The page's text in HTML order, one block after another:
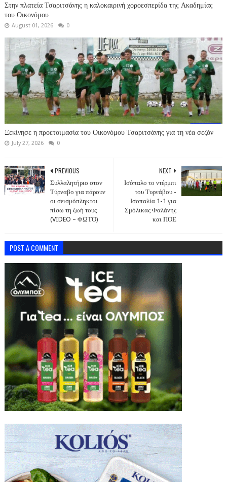
Στην πλατεία Τσαριτσάνης η καλοκαιρινή χοροεσπερίδα της Ακαδημίας
του Οικονόμου
August 01, 2026 0
Ξεκίνησε η προετοιμασία του Οικονόμου Τσαριτσάνης για τη νέα σεζόν
July 27, 2026 0
NEXT
Ισόπαλο το ντέρμπι
του Τυρνάβου -
Ισοπαλία 1-1 για
Σμόλικας Φαλάνης
και ΠΟΕ
PREVIOUS
Συλλαλητήριο στον
Τύρναβο για πάρουν
οι σεισμόπληκτοι
πίσω τη ζωή τους
(VIDEO – ΦΩΤΟ)
POST A COMMENT